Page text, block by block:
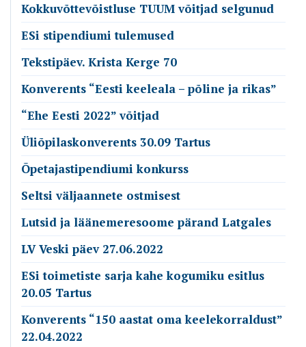
Kokkuvõttevõistluse TUUM võitjad selgunud
ESi stipendiumi tulemused
Tekstipäev. Krista Kerge 70
Konverents “Eesti keeleala – põline ja rikas”
“Ehe Eesti 2022” võitjad
Üliõpilaskonverents 30.09 Tartus
Õpetajastipendiumi konkurss
Seltsi väljaannete ostmisest
Lutsid ja läänemeresoome pärand Latgales
LV Veski päev 27.06.2022
ESi toimetiste sarja kahe kogumiku esitlus
20.05 Tartus
Konverents “150 aastat oma keelekorraldust”
22.04.2022